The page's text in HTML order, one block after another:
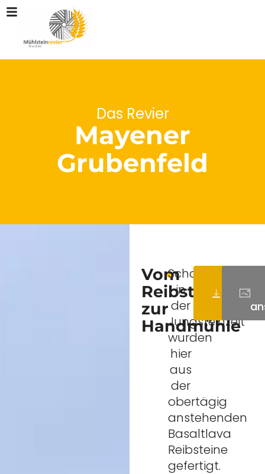
Das Revier
Mayener
Grubenfeld
Vom
Reibstein
zur
Handmühle
Schon
in
der
Jungsteinzeit
wurden
hier
aus
der
obertägig
anstehenden
Basaltlava
Reibsteine
gefertigt.